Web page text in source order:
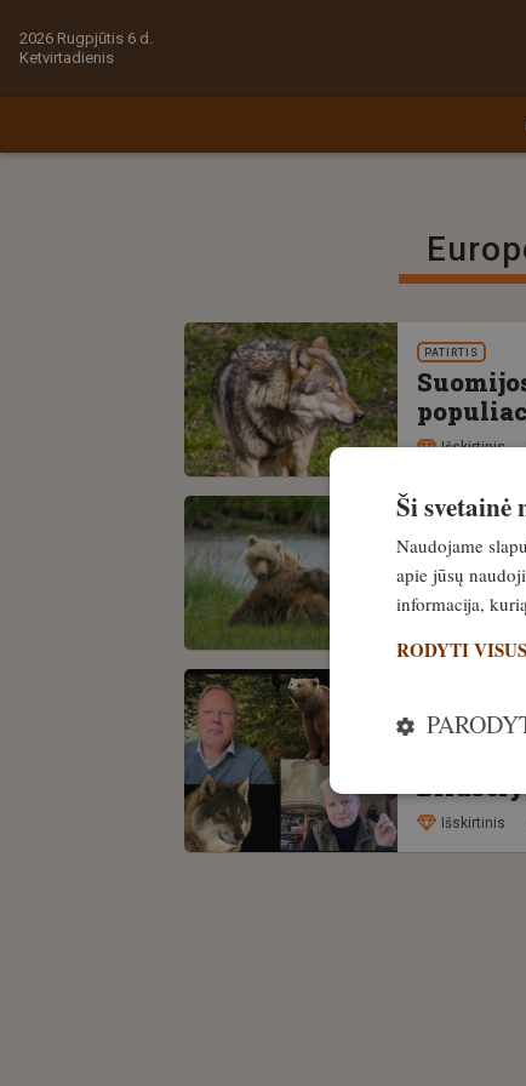
2026 Rugpjūtis 6 d.
Ketvirtadienis
PATIRTIS
Išskirtinis
Išskirtinis
Išskirtinis
Ši svetainė
Naudojame
apie jūsų
informacija,
RODYTI